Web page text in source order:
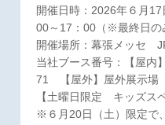
開催日時：2026年６月
00～17：00（※最終日の
開催場所：幕張メッセ
当社ブース番号：【屋
71 【屋外】屋外展示場
【土曜日限定 キッズス
※６月20日（土）限定で